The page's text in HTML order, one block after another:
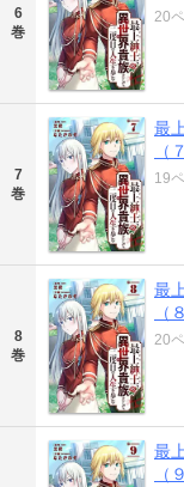
6
巻
20
7
巻
最
（
19
8
巻
最
（
20
最
（